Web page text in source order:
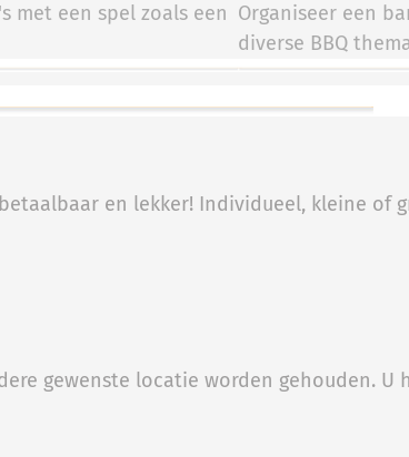
met een spel zoals een Organiseer een
diverse BBQ
en lekker! Individueel, kleine of
gewenste locatie worden gehouden. U